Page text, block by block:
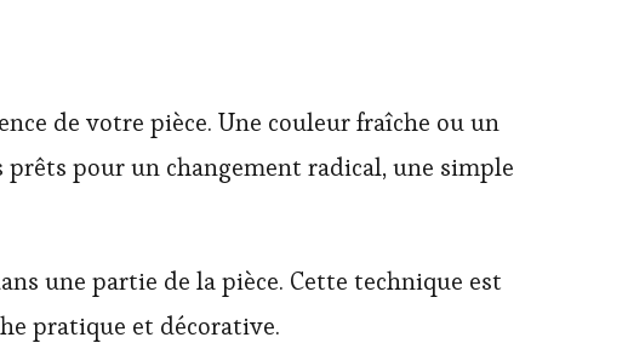
de votre pièce. Une couleur fraîche ou un
prêts pour un changement radical, une simple
une partie de la pièce. Cette technique est
pratique et décorative.